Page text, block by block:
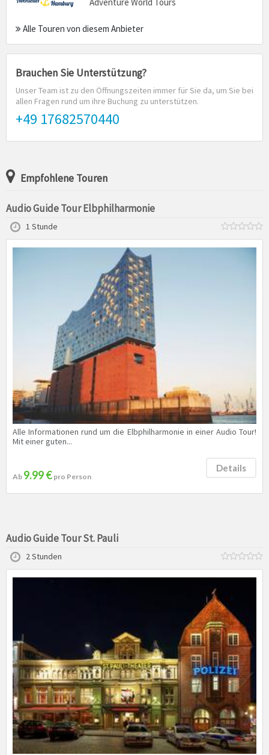
Alle Touren von diesem Anbieter
Brauchen Sie Unterstützung?
Unser Team ist zu den Öffnungszeiten immer für Sie da, um Sie bei
allen Fragen rund um ihre Buchung zu unterstützen.
+49 17682570440
Empfohlene Touren
Audio Guide Tour Elbphilharmonie
1 Stunde
Alle Informationen rund um die Elbphilharmonie in einer Audio Tour!
Mit einer guten...
Ab 9.99 € pro Person
Details
Audio Guide Tour St. Pauli
2 Stunden